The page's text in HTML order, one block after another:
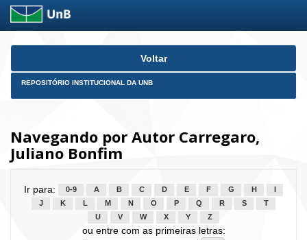
Skip
Voltar
REPOSITÓRIO INSTITUCIONAL DA UNB
Navegando por Autor Carregaro,
Juliano Bonfim
Ir para: 0-9 A B C D E F G H
J
K L M N O P Q R S
T
U
V W X Y Z
ou entre com as primeiras letras: